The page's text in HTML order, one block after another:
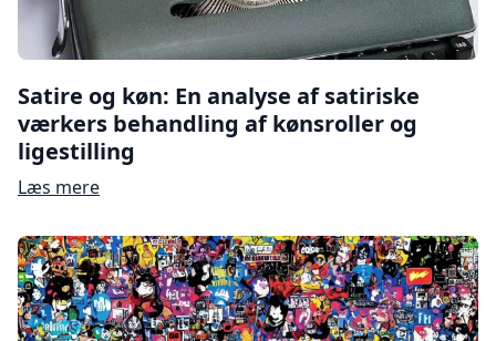
Satire og køn: En analyse af satiriske
værkers behandling af kønsroller og
ligestilling
Læs mere